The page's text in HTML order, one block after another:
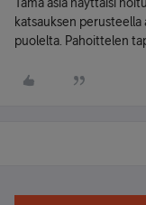
katsauksen
puolelta. Pahoittelen